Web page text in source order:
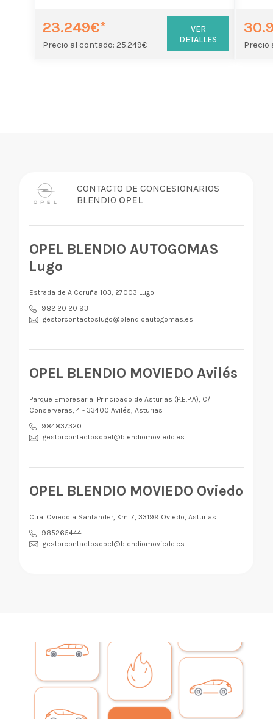
23.249€*
Precio al contado: 25.249€
VER
DETALLES
Precio
CONTACTO DE CONCESIONARIOS
BLENDIO OPEL
OPEL BLENDIO AUTOGOMAS
Lugo
Estrada de A Coruña 103, 27003 Lugo
982 20 20 93
gestorcontactoslugo@blendioautogomas.es
OPEL BLENDIO MOVIEDO Avilés
Parque Empresarial Principado de Asturias (P.E.P.A), C/
Conserveras, 4 - 33400 Avilés, Asturias
984837320
gestorcontactosopel@blendiomoviedo.es
OPEL BLENDIO MOVIEDO Oviedo
Ctra. Oviedo a Santander, Km. 7, 33199 Oviedo, Asturias
985265444
gestorcontactosopel@blendiomoviedo.es